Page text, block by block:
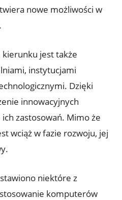
nowe możliwości w
jest także
instytucjami
Dzięki
innowacyjnych
zastosowań. Mimo że
wciąż w fazie rozwoju, jej
niektóre z
komputerów